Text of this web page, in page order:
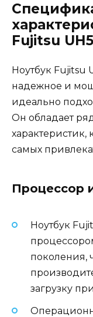
Fujitsu
Ноутбук Fujitsu
надежное и
идеально
Он обладает
самых
Процессор
Ноутбук
поколения,
загрузку